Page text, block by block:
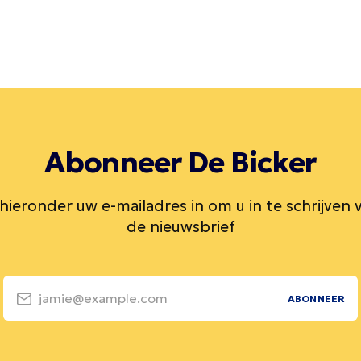
Abonneer De Bicker
uw e-mailadres in om u in te schrijven
de nieuwsbrief
jamie@example.com ABONNEER